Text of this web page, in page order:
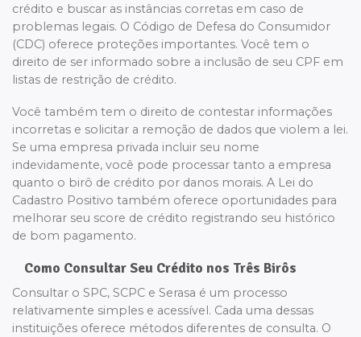
crédito e buscar as instâncias corretas em caso de
problemas legais. O Código de Defesa do Consumidor
(CDC) oferece proteções importantes. Você tem o
direito de ser informado sobre a inclusão de seu CPF em
listas de restrição de crédito.
Você também tem o direito de contestar informações
incorretas e solicitar a remoção de dados que violem a lei.
Se uma empresa privada incluir seu nome
indevidamente, você pode processar tanto a empresa
quanto o birô de crédito por danos morais. A Lei do
Cadastro Positivo também oferece oportunidades para
melhorar seu score de crédito registrando seu histórico
de bom pagamento.
Como Consultar Seu Crédito nos Três Birôs
Consultar o SPC, SCPC e Serasa é um processo
relativamente simples e acessível. Cada uma dessas
instituições oferece métodos diferentes de consulta. O